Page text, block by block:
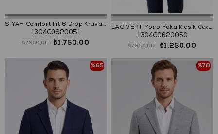
SİYAH Comfort Fit 6 Drop Kruvaze Ceket
1304C0620051
₺1.750,00
₺7.950,00
LACİVERT Mono Yaka Klasik Ceket
1304C0620050
₺1.250,00
₺7.950,00
%65 %78